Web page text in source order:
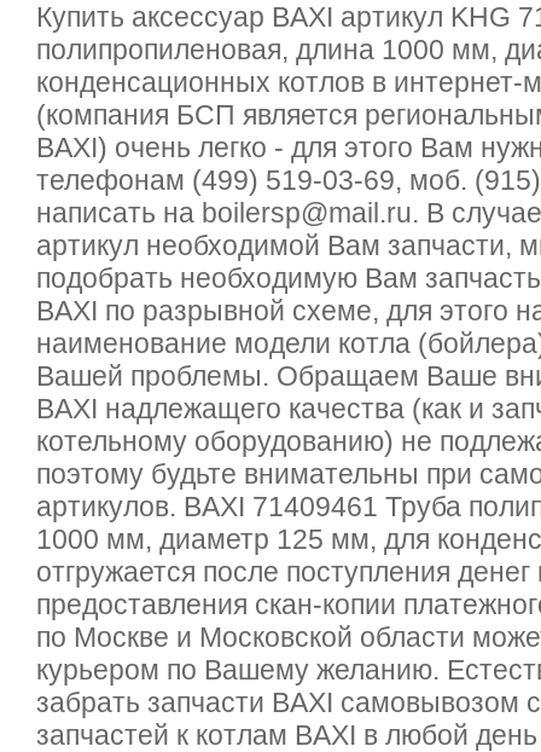
Купить аксессуар BAXI артикул KHG
полипропиленовая, длина 1000 мм,
конденсационных котлов в интернет-
(компания БСП является
BAXI) очень легко - для этого Вам
телефонам (499) 519-03-69, моб.
написать на boilersp@mail.ru. В
артикул необходимой Вам запчасти,
подобрать необходимую Вам
BAXI по разрывной схеме, для этого
наименование модели котла
Вашей проблемы. Обращаем Ваше
BAXI надлежащего качества (как и
котельному оборудованию) не
поэтому будьте внимательны при
артикулов. BAXI 71409461 Труба
1000 мм, диаметр 125 мм, для
отгружается после поступления
предоставления скан-копии
по Москве и Московской области
курьером по Вашему желанию.
забрать запчасти BAXI самовывозом
запчастей к котлам BAXI в любой